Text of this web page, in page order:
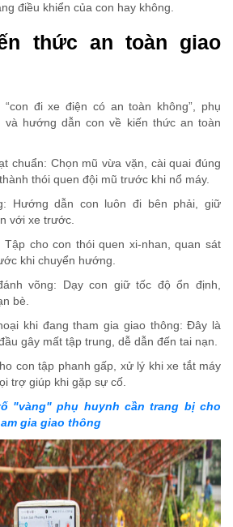
điều khiển của con hay không.
thức an toàn giao
đi xe điện có an toàn không”, phụ
và hướng dẫn con về kiến thức an toàn
chuẩn: Chọn mũ vừa vặn, cài quai đúng
thói quen đội mũ trước khi nổ máy.
Hướng dẫn con luôn đi bên phải, giữ
với xe trước.
cho con thói quen xi-nhan, quan sát
khi chuyển hướng.
võng: Dạy con giữ tốc độ ổn định,
bè.
khi đang tham gia giao thông: Đây là
gây mất tập trung, dễ dẫn đến tai nạn.
con tập phanh gấp, xử lý khi xe tắt máy
trợ giúp khi gặp sự cố.
"vàng" phụ huynh cần trang bị cho
gia giao thông